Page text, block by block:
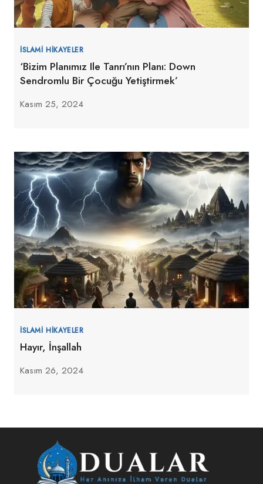
İSLAMI HIKAYELER
‘Bizim Planımız Ile Tanrı’nın Planı: Down
Sendromlu Bir Çocuğu Yetiştirmek’
Kasım 25, 2024
İSLAMI HIKAYELER
Hayır, İnşallah
Kasım 26, 2024